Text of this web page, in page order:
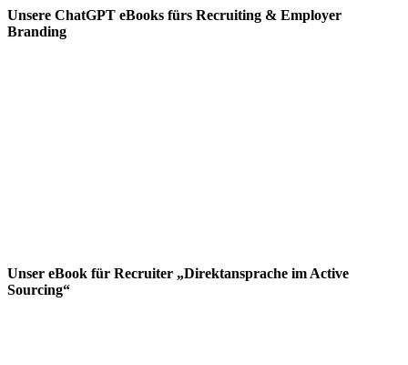
Unsere ChatGPT eBooks fürs Recruiting & Employer
Branding
Unser eBook für Recruiter „Direktansprache im Active
Sourcing“